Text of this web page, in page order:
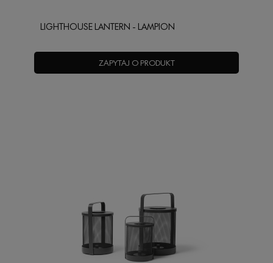
LIGHTHOUSE LANTERN - LAMPION
ZAPYTAJ O PRODUKT